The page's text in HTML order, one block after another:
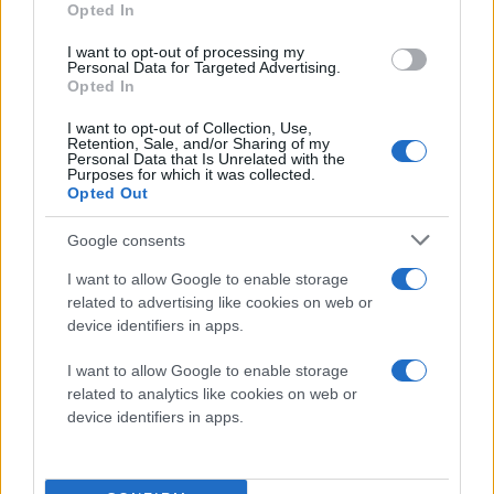
Opted In
I want to opt-out of processing my
Personal Data for Targeted Advertising.
Opted In
I want to opt-out of Collection, Use,
Retention, Sale, and/or Sharing of my
Personal Data that Is Unrelated with the
Purposes for which it was collected.
Opted Out
Google consents
I want to allow Google to enable storage
related to advertising like cookies on web or
device identifiers in apps.
I want to allow Google to enable storage
related to analytics like cookies on web or
device identifiers in apps.
Διαβάστε περισσότερα
πριν 2 ώρες
influencer
δολοφονήθηκε σε
απευθείας μετάδοση -
ντοκουμέντο
Ο Σέσαρ Γκαστέλουμ, 25
ετών ήταν διαμορφωτής
της κοινής γνώμης και
περιεχόμενο συχνά για
γαστρονομικά θέματα
κατέληξαν σε